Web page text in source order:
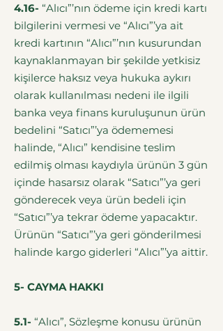
4.16- “Alıcı”’nın ödeme için kredi kartı
bilgilerini vermesi ve “Alıcı”’ya ait
kredi kartının “Alıcı”’nın kusurundan
kaynaklanmayan bir şekilde yetkisiz
kişilerce haksız veya hukuka aykırı
olarak kullanılması nedeni ile ilgili
banka veya finans kuruluşunun ürün
bedelini “Satıcı”’ya ödememesi
halinde, “Alıcı” kendisine teslim
edilmiş olması kaydıyla ürünün 3 gün
içinde hasarsız olarak “Satıcı”’ya geri
gönderecek veya ürün bedeli için
“Satıcı”’ya tekrar ödeme yapacaktır.
Ürünün “Satıcı”’ya geri gönderilmesi
halinde kargo giderleri “Alıcı”’ya aittir.
5- CAYMA HAKKI
5.1- “Alıcı”, Sözleşme konusu ürünün